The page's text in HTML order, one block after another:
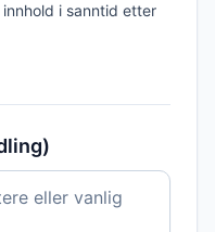
i sanntid etter